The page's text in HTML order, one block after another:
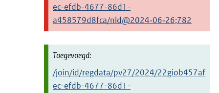
ec-efdb-4677-86d1-
a458579d8fca/nld@2024‑06‑26;782
/join/id/regdata/pv27/2024/22giob457af
ec-efdb-4677-86d1-